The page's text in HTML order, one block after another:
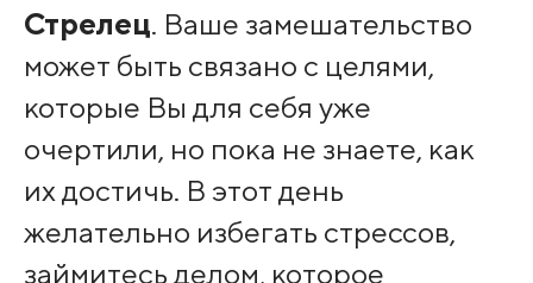
Стрелец. Ваше замешательство
может быть связано с целями,
которые Вы для себя уже
очертили, но пока не знаете, как
их достичь. В этот день
желательно избегать стрессов,
займитесь делом, которое